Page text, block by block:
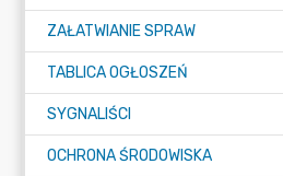
ZAŁATWIANIE SPRAW
TABLICA OGŁOSZEŃ
SYGNALIŚCI
OCHRONA ŚRODOWISKA